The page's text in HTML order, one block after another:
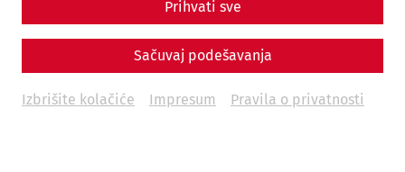
Prihvati sve
Sačuvaj podešavanja
Izbrišite kolačiće Impresum Pravila o privatnosti